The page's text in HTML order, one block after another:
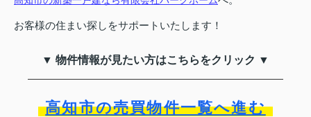
お客様の住まい探しをサポートいたします！
▼ 物件情報が見たい方はこちらをクリック ▼
高知市の売買物件一覧へ進む